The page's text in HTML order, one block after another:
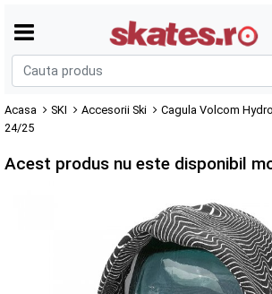
Acasa SKI Accesorii Ski
Cagula Volcom
24/25
Acest produs nu este disponibil